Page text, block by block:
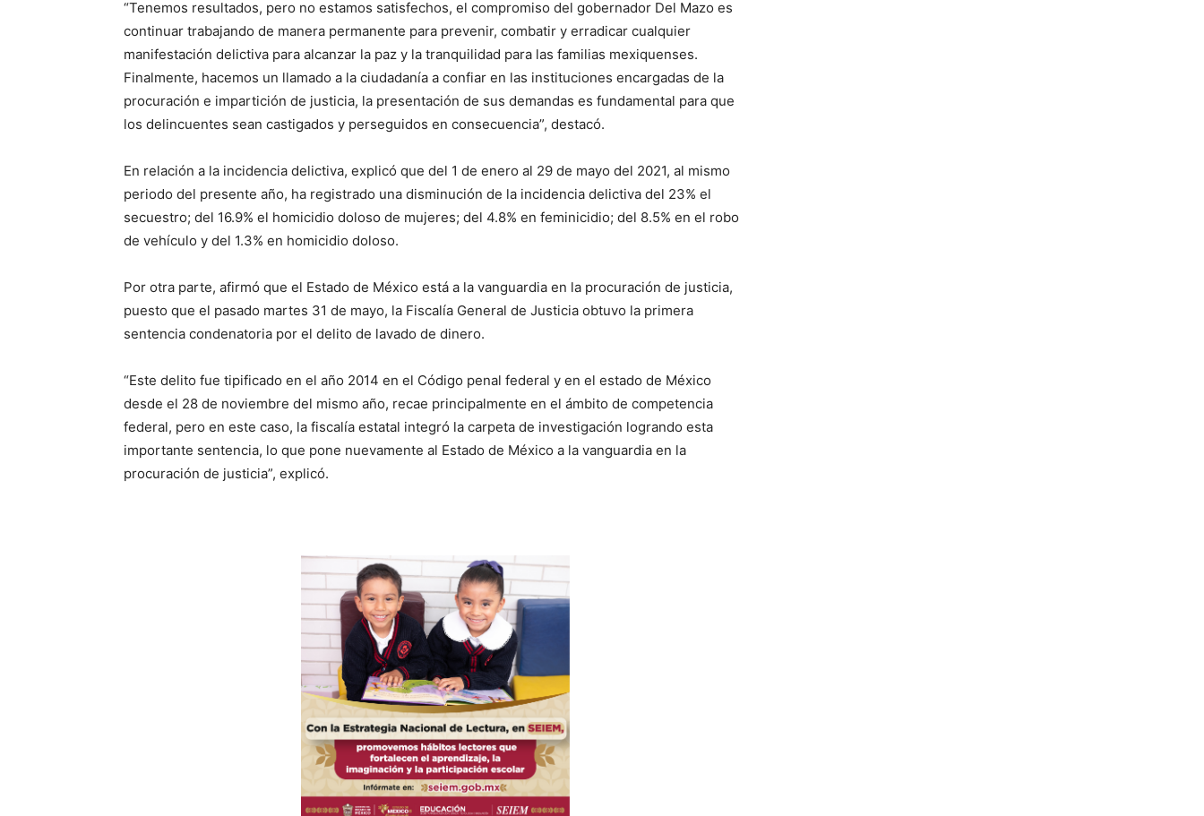
“Tenemos resultados, pero no estamos satisfechos, el compromiso del gobernador Del Mazo es
continuar trabajando de manera permanente para prevenir, combatir y erradicar cualquier
manifestación delictiva para alcanzar la paz y la tranquilidad para las familias mexiquenses.
Finalmente, hacemos un llamado a la ciudadanía a confiar en las instituciones encargadas de la
procuración e impartición de justicia, la presentación de sus demandas es fundamental para que
los delincuentes sean castigados y perseguidos en consecuencia”, destacó.
En relación a la incidencia delictiva, explicó que del 1 de enero al 29 de mayo del 2021, al mismo
periodo del presente año, ha registrado una disminución de la incidencia delictiva del 23% el
secuestro; del 16.9% el homicidio doloso de mujeres; del 4.8% en feminicidio; del 8.5% en el robo
de vehículo y del 1.3% en homicidio doloso.
Por otra parte, afirmó que el Estado de México está a la vanguardia en la procuración de justicia,
puesto que el pasado martes 31 de mayo, la Fiscalía General de Justicia obtuvo la primera
sentencia condenatoria por el delito de lavado de dinero.
“Este delito fue tipificado en el año 2014 en el Código penal federal y en el estado de México
desde el 28 de noviembre del mismo año, recae principalmente en el ámbito de competencia
federal, pero en este caso, la fiscalía estatal integró la carpeta de investigación logrando esta
importante sentencia, lo que pone nuevamente al Estado de México a la vanguardia en la
procuración de justicia”, explicó.